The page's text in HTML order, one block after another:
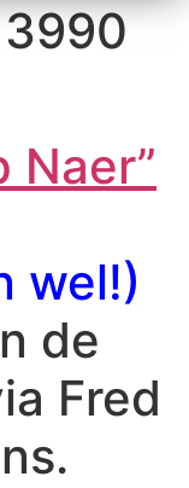
3990
Naer”
wel!)
de
Fred